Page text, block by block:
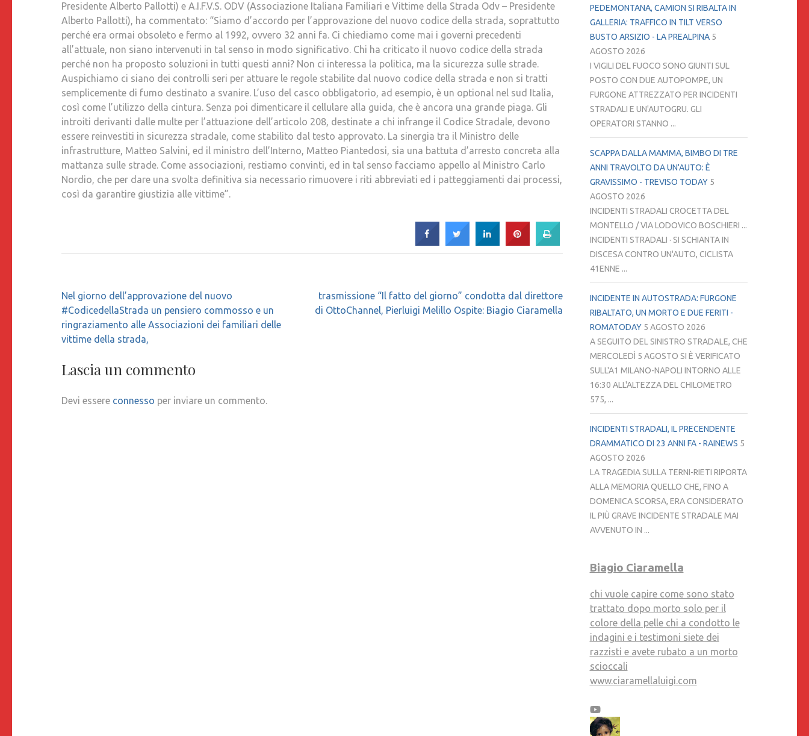
Presidente Alberto Pallotti) e A.I.F.V.S. ODV (Associazione Italiana Familiari e Vittime della Strada Odv – Presidente
Alberto Pallotti), ha commentato: “Siamo d’accordo per l’approvazione del nuovo codice della strada, soprattutto
perché era ormai obsoleto e fermo al 1992, ovvero 32 anni fa. Ci chiediamo come mai i governi precedenti
all’attuale, non siano intervenuti in tal senso in modo significativo. Chi ha criticato il nuovo codice della strada
perché non ha proposto soluzioni in tutti questi anni? Non ci interessa la politica, ma la sicurezza sulle strade.
Auspichiamo ci siano dei controlli seri per attuare le regole stabilite dal nuovo codice della strada e non si tratti
semplicemente di fumo destinato a svanire. L’uso del casco obbligatorio, ad esempio, è un optional nel sud Italia,
così come l’utilizzo della cintura. Senza poi dimenticare il cellulare alla guida, che è ancora una grande piaga. Gli
introiti derivanti dalle multe per l’attuazione dell’articolo 208, destinate a chi infrange il Codice Stradale, devono
essere reinvestiti in sicurezza stradale, come stabilito dal testo approvato. La sinergia tra il Ministro delle
infrastrutture, Matteo Salvini, ed il ministro dell’Interno, Matteo Piantedosi, sia una battuta d’arresto concreta alla
mattanza sulle strade. Come associazioni, restiamo convinti, ed in tal senso facciamo appello al Ministro Carlo
Nordio, che per dare una svolta definitiva sia necessario rimuovere i riti abbreviati ed i patteggiamenti dai processi,
così da garantire giustizia alle vittime”.
Navigazione
articoli
Nel giorno dell’approvazione del nuovo
#CodicedellaStrada un pensiero commosso e un
ringraziamento alle Associazioni dei familiari delle
vittime della strada,
trasmissione “Il fatto del giorno” condotta dal direttore
di OttoChannel, Pierluigi Melillo Ospite: Biagio Ciaramella
Lascia un commento
Devi essere connesso per inviare un commento.
PEDEMONTANA, CAMION SI RIBALTA IN
GALLERIA: TRAFFICO IN TILT VERSO
BUSTO ARSIZIO - LA PREALPINA 5
AGOSTO 2026
I VIGILI DEL FUOCO SONO GIUNTI SUL
POSTO CON DUE AUTOPOMPE, UN
FURGONE ATTREZZATO PER INCIDENTI
STRADALI E UN'AUTOGRU. GLI
OPERATORI STANNO ...
SCAPPA DALLA MAMMA, BIMBO DI TRE
ANNI TRAVOLTO DA UN'AUTO: È
GRAVISSIMO - TREVISO TODAY 5
AGOSTO 2026
INCIDENTI STRADALI CROCETTA DEL
MONTELLO / VIA LODOVICO BOSCHIERI ...
INCIDENTI STRADALI · SI SCHIANTA IN
DISCESA CONTRO UN'AUTO, CICLISTA
41ENNE ...
INCIDENTE IN AUTOSTRADA: FURGONE
RIBALTATO, UN MORTO E DUE FERITI -
ROMATODAY 5 AGOSTO 2026
A SEGUITO DEL SINISTRO STRADALE, CHE
MERCOLEDÌ 5 AGOSTO SI È VERIFICATO
SULL'A1 MILANO-NAPOLI INTORNO ALLE
16:30 ALL'ALTEZZA DEL CHILOMETRO
575, ...
INCIDENTI STRADALI, IL PRECENDENTE
DRAMMATICO DI 23 ANNI FA - RAINEWS 5
AGOSTO 2026
LA TRAGEDIA SULLA TERNI-RIETI RIPORTA
ALLA MEMORIA QUELLO CHE, FINO A
DOMENICA SCORSA, ERA CONSIDERATO
IL PIÙ GRAVE INCIDENTE STRADALE MAI
AVVENUTO IN ...
Biagio Ciaramella
chi vuole capire come sono stato
trattato dopo morto solo per il
colore della pelle chi a condotto le
indagini e i testimoni siete dei
razzisti e avete rubato a un morto
scioccali
www.ciaramellaluigi.com